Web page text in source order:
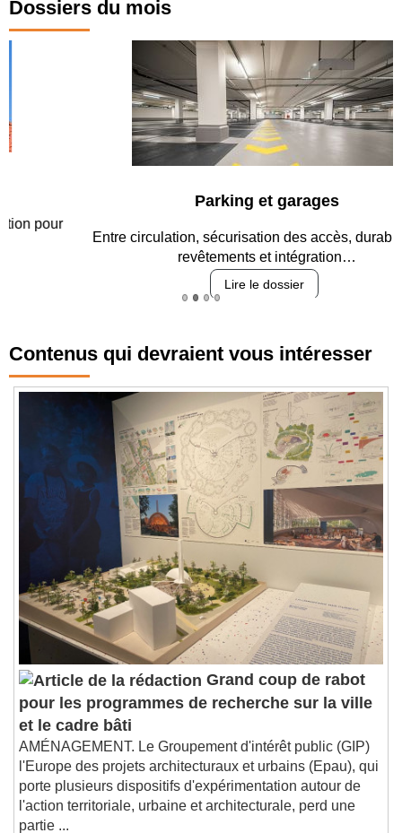
Dossiers du mois
Parking et garages
Entre circulation, sécurisation des accès, durabilité des
revêtements et intégration…
Lire le dossier
Contenus qui devraient vous intéresser
Grand coup de rabot
pour les programmes de recherche sur la ville
et le cadre bâti
AMÉNAGEMENT. Le Groupement d'intérêt public (GIP)
l'Europe des projets architecturaux et urbains (Epau), qui
porte plusieurs dispositifs d'expérimentation autour de
l'action territoriale, urbaine et architecturale, perd une